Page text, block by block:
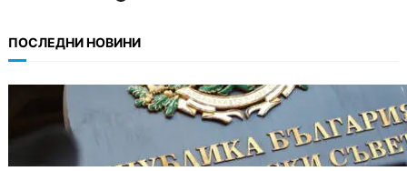
ПОСЛЕДНИ НОВИНИ
БЪЛГАРИЯ
Кабинетът прие нов статут за професиите в
спортната подготовка